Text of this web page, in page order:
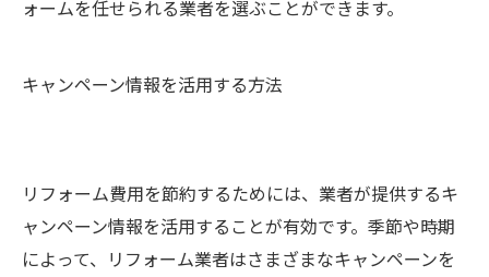
ォームを任せられる業者を選ぶことができます。
キャンペーン情報を活用する方法
リフォーム費用を節約するためには、業者が提供するキ
ャンペーン情報を活用することが有効です。季節や時期
によって、リフォーム業者はさまざまなキャンペーンを